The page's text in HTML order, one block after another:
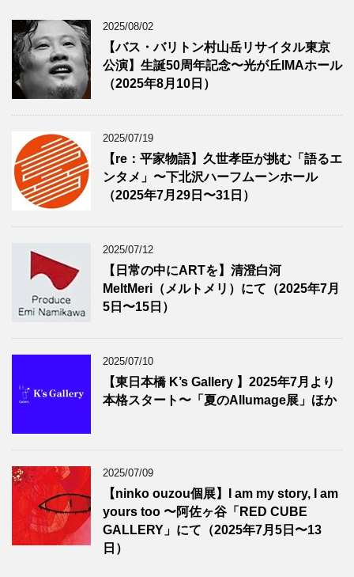
2025/08/02
【バス・バリトン村山岳リサイタル東京
公演】生誕50周年記念〜光が丘IMAホール
（2025年8月10日）
2025/07/19
【re：平家物語】久世孝臣が挑む「語るエ
ンタメ」〜下北沢ハーフムーンホール
（2025年7月29日〜31日）
2025/07/12
【日常の中にARTを】清澄白河
MeltMeri（メルトメリ）にて（2025年7月
5日〜15日）
2025/07/10
【東日本橋 K’s Gallery 】2025年7月より
本格スタート〜「夏のAllumage展」ほか
2025/07/09
【ninko ouzou個展】I am my story, I am
yours too 〜阿佐ヶ谷「RED CUBE
GALLERY」にて（2025年7月5日〜13
日）